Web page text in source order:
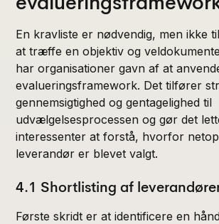
En kravliste er nødvendig, men ikke
at træffe en objektiv og
har organisationer gavn af at
evalueringsframework. Det tilfører
gennemsigtighed og gentagelighed til
udvælgelsesprocessen og gør det
interessenter at forstå, hvorfor
leverandør er blevet valgt.
4.1 Shortlisting af
Første skridt er at identificere en